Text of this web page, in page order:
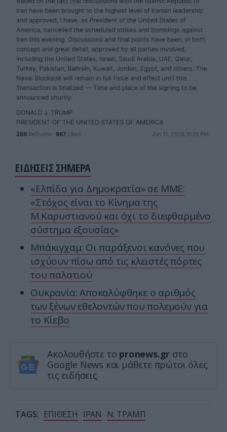
ΕΙΔΗΣΕΙΣ ΣΗΜΕΡΑ
«Ελπίδα για Δημοκρατία» σε ΜΜΕ:
«Στόχος είναι το Κίνημα της
Μ.Καρυστιανού και όχι το διεφθαρμένο
σύστημα εξουσίας»
Μπάκιγχαμ: Οι παράξενοι κανόνες που
ισχύουν πίσω από τις κλειστές πόρτες
του παλατιού
Ουκρανία: Αποκαλύφθηκε ο αριθμός
των ξένων εθελοντών που πολεμούν για
το Κίεβο
Ακολουθήστε το pronews.gr στο
Google News και μάθετε πρώτοι όλες
τις ειδήσεις
TAGS: ΕΠΙΘΕΣΗ ΙΡΑΝ Ν. ΤΡΑΜΠ